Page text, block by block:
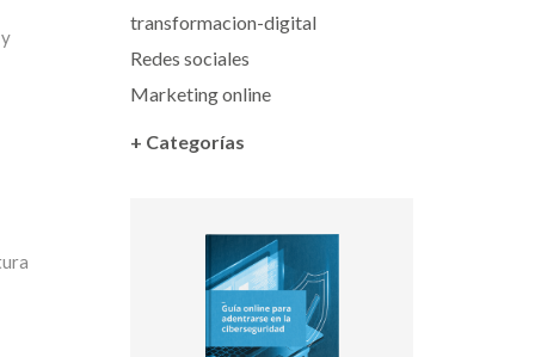
transformacion-digital
Redes sociales
Marketing online
+ Categorías